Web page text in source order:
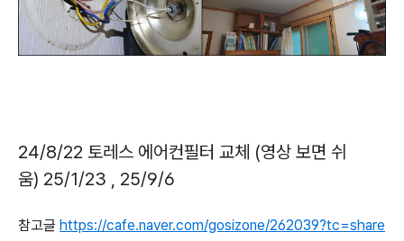
24/8/22 토레스 에어컨필터 교체 (영상 보면 쉬
움) 25/1/23 , 25/9/6
참고글 https://cafe.naver.com/gosizone/262039?tc=share